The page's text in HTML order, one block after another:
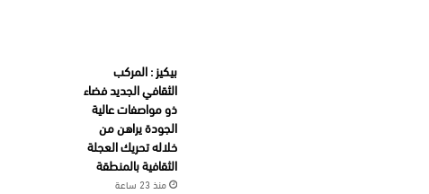
بيكيز : المركب
الثقافي الجديد فضاء
ذو مواصفات عالية
الجودة يراهن من
خلاله تحريك العجلة
الثقافية بالمنطقة
منذ 23 ساعة